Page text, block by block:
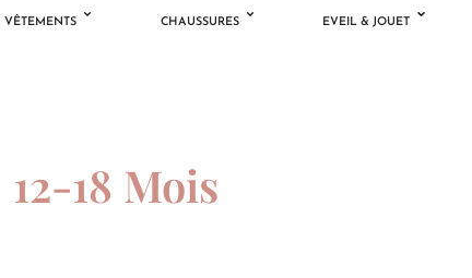
VÊTEMENTS CHAUSSURES EVEIL & JOUET
12-18 Mois